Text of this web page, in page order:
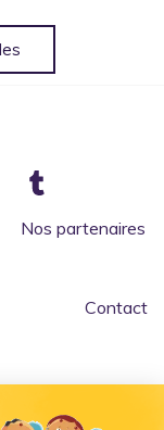
Nos partenaires
Contact